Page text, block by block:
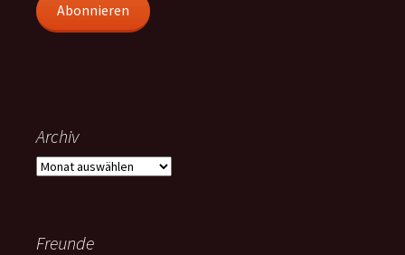
Abonnieren
Archiv
Archiv
Freunde